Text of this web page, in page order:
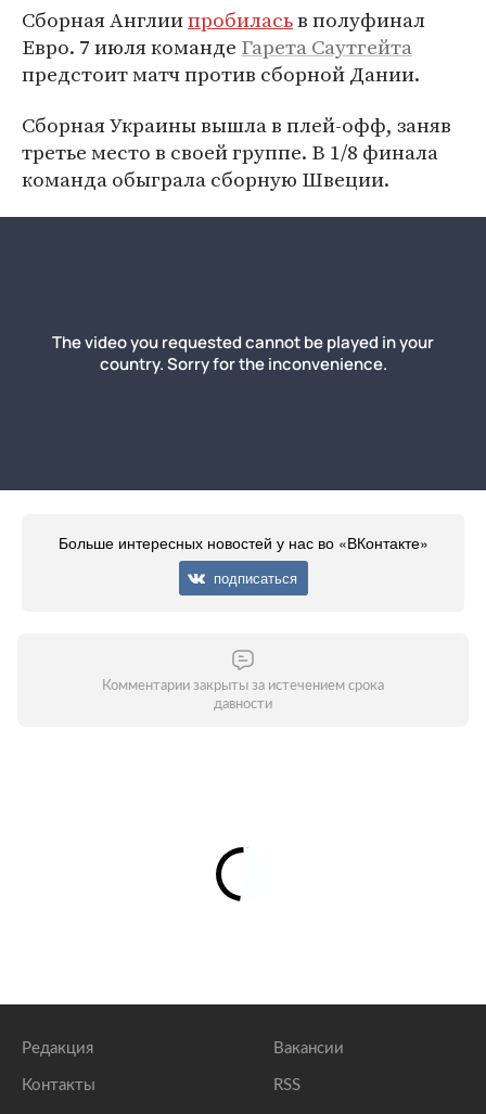
Сборная Англиипробиласьв полуфинал
Евро. 7 июля команде Гарета Саутгейта
предстоит матч против сборной Дании.
Сборная Украины вышла в плей-офф, заняв
третье место в своей группе. В 1/8 финала
команда обыграла сборную Швеции.
Больше интересных новостей у нас во «ВКонтакте»
подписаться
Комментарии закрыты за истечением срока
давности
Редакция
Контакты
Вакансии
RSS